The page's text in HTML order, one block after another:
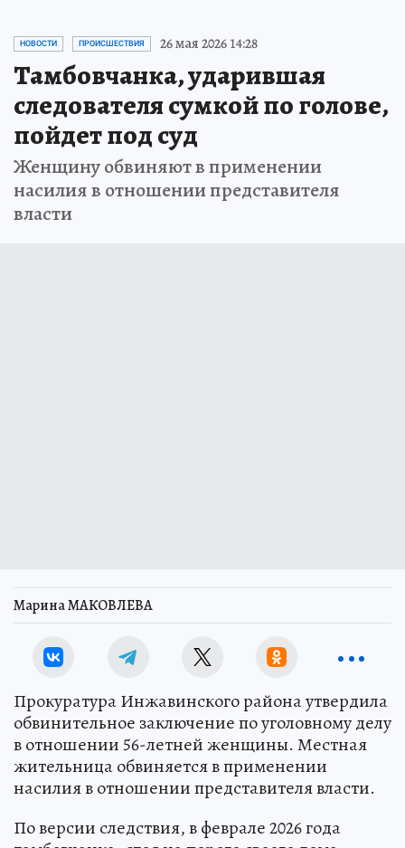
НОВОСТИ ПРОИСШЕСТВИЯ 26 мая 2026 14:28
Тамбовчанка, ударившая
следователя сумкой по голове,
пойдет под суд
Женщину обвиняют в применении
насилия в отношении представителя
власти
Марина МАКОВЛЕВА
Прокуратура Инжавинского района утвердила
обвинительное заключение по уголовному делу
в отношении 56-летней женщины. Местная
жительница обвиняется в применении
насилия в отношении представителя власти.
По версии следствия, в феврале 2026 года